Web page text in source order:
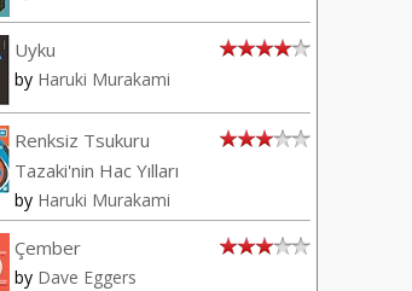
Uyku
by Haruki Murakami
Renksiz Tsukuru
Tazaki'nin Hac Yılları
by Haruki Murakami
Çember
by Dave Eggers